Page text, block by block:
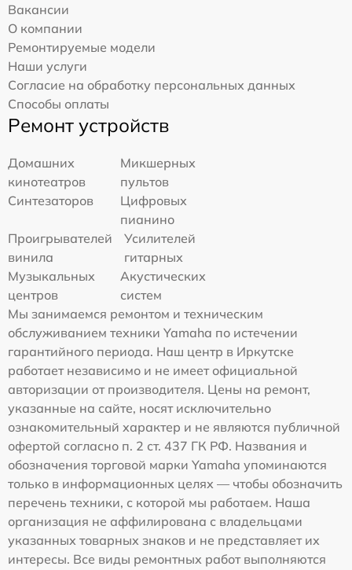
Вакансии
О компании
Ремонтируемые модели
Наши услуги
Согласие на обработку персональных данных
Способы оплаты
Ремонт устройств
Домашних
кинотеатров
Микшерных
пультов
Синтезаторов
Цифровых
пианино
Проигрывателей
винила
Усилителей
гитарных
Музыкальных
центров
Акустических
систем
Мы занимаемся ремонтом и техническим
обслуживанием техники Yamaha по истечении
гарантийного периода. Наш центр в Иркутске
работает независимо и не имеет официальной
авторизации от производителя. Цены на ремонт,
указанные на сайте, носят исключительно
ознакомительный характер и не являются публичной
офертой согласно п. 2 ст. 437 ГК РФ. Названия и
обозначения торговой марки Yamaha упоминаются
только в информационных целях — чтобы обозначить
перечень техники, с которой мы работаем. Наша
организация не аффилирована с владельцами
указанных товарных знаков и не представляет их
интересы. Все виды ремонтных работ выполняются